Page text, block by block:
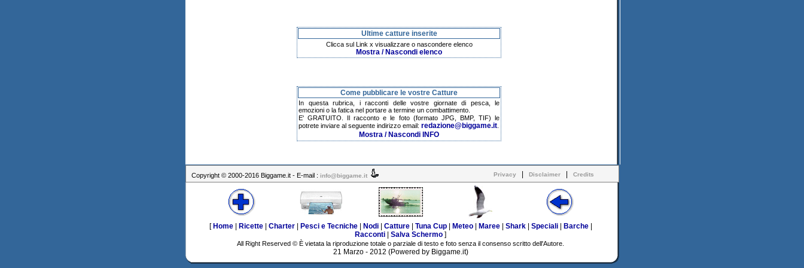
Ultime catture inserite
Clicca sul Link x visualizzare o nascondere elenco
Mostra / Nascondi elenco
Come pubblicare le vostre Catture
In questa rubrica, i racconti delle vostre giornate di pesca, le
emozioni o la fatica nel portare a termine un combattimento.
E' GRATUITO. Il racconto e le foto (formato JPG, BMP, TIF) le
potrete inviare al seguente indirizzo email: redazione@biggame.it
Mostra / Nascondi INFO
Copyright © 2000-2016 Biggame.it - E-mail : info@biggame.it Privacy Disclaimer Credits
[ Home| Ricette| Charter| Pesci e Tecniche| Nodi| Catture| Tuna Cup| Meteo| Maree| Shark| Speciali| Barche|
Racconti
Salva Schermo ]
All Right Reserved © È vietata la riproduzione totale o parziale di testo e foto senza il consenso scritto dell'Autore.
21 Marzo - 2012 (Powered by Biggame.it)